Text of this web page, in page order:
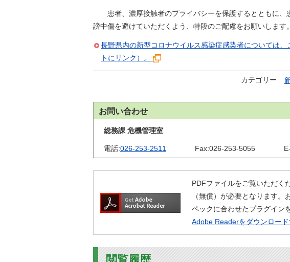
患者、濃厚接触者のプライバシーを保護するとともに、
謗中傷を避けていただくよう、特段のご配慮をお願いします。
長野県内の新型コロナウイルス感染症感染者については
トにリンク）。
カテゴリー
お問い合わせ
総務課 危機管理室
電話:026-253-2511 Fax:026-253-5055
PDFファイルをご覧いただく
（無償）が必要となります
ペックに合わせたプラグイン
Adobe Readerをダウンロード